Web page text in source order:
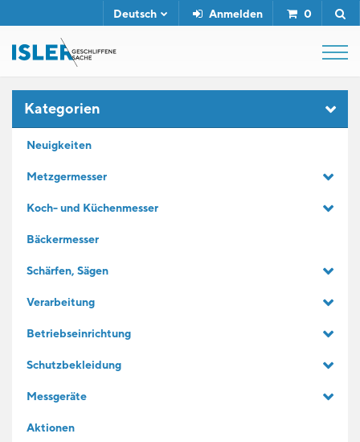
Anmelden 0
Deutsch
SERVICE
Kategorien
Neuigkeiten
Metzgermesser
Koch- und Küchenmesser
Bäckermesser
Schärfen, Sägen
Verarbeitung
Betriebseinrichtung
Schutzbekleidung
Messgeräte
Aktionen